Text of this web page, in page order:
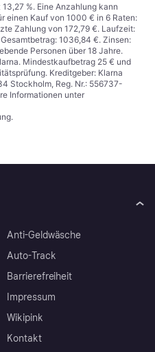
%. Eine Anzahlung kann
einen Kauf von 1000 € in 6 Raten:
Zahlung von 172,79 €. Laufzeit:
1036,84 €. Zinsen:
Personen über 18 Jahre.
Mindestkaufbetrag 25 € und
Kreditgeber: Klarna
Stockholm, Reg. Nr.: 556737-
Informationen unter
Anti-Geldwäsche
Auto-Track
Barrierefreiheit
Impressum
Wikipink
Kontakt